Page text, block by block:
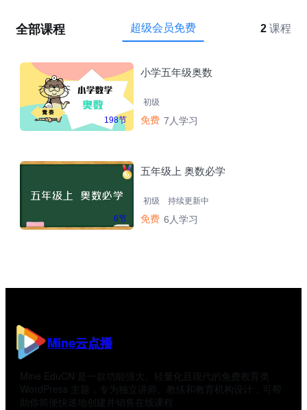
全部课程 超级会员免费 2 课程
198节
小学五年级奥数
初级
免费 7人学习
6节
五年级上 奥数必学
初级 持续更新中
免费 6人学习
Mine云点播
Mine EduCN 是一款功能强大、轻量化且现代的免费教育类
WordPress 主题，专为独立讲师、教练和教育机构设计，可帮
助你简便快速地创建并销售在线课程